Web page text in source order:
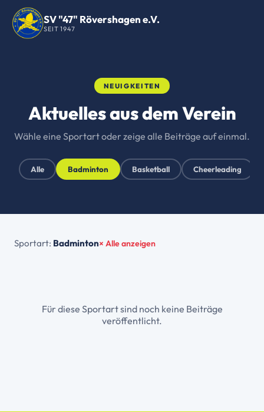
SV "47" Rövershagen e.V.
SEIT 1947
NEUIGKEITEN
Aktuelles aus dem Verein
Wähle eine Sportart oder zeige alle Beiträge auf einmal.
Alle Badminton Basketball Cheerleading
Sportart: Badminton× Alle anzeigen
Für diese Sportart sind noch keine Beiträge
veröffentlicht.